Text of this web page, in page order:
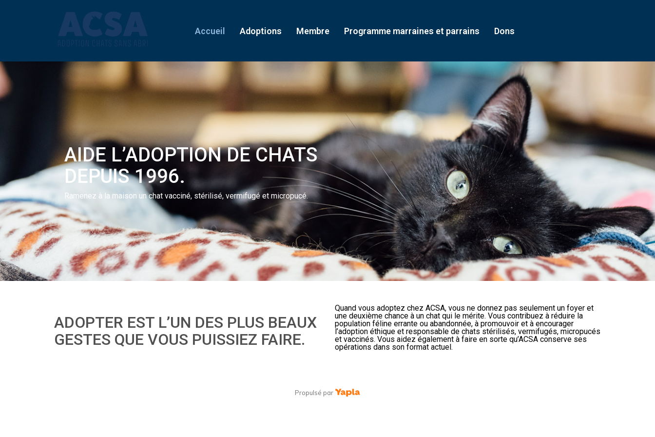
Accueil Adoptions Membre Programme marraines et parrains Dons
AIDE L’ADOPTION DE CHATS
DEPUIS 1996.
Ramenez à la maison un chat vacciné, stérilisé, vermifugé et micropucé.
ADOPTER EST L’UN DES PLUS BEAUX
GESTES QUE VOUS PUISSIEZ FAIRE.
Quand vous adoptez chez ACSA, vous ne donnez pas seulement un foyer et
une deuxième chance à un chat qui le mérite. Vous contribuez à réduire la
population féline errante ou abandonnée, à promouvoir et à encourager
l’adoption éthique et responsable de chats stérilisés, vermifugés, micropucés
et vaccinés. Vous aidez également à faire en sorte qu’ACSA conserve ses
opérations dans son format actuel.
Propulsé par